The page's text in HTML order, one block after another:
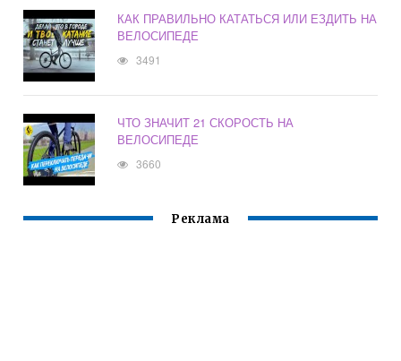
КАК ПРАВИЛЬНО КАТАТЬСЯ ИЛИ ЕЗДИТЬ НА
ВЕЛОСИПЕДЕ
3491
ЧТО ЗНАЧИТ 21 СКОРОСТЬ НА
ВЕЛОСИПЕДЕ
3660
Реклама